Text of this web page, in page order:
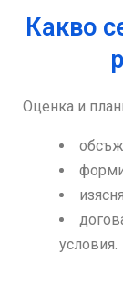
Какво
Оценка и
условия.